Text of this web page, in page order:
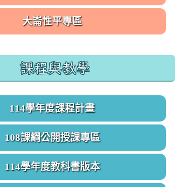
大崙性平專區
課程與教學
114學年度課程計畫
108課綱公開授課專區
114學年度教科書版本